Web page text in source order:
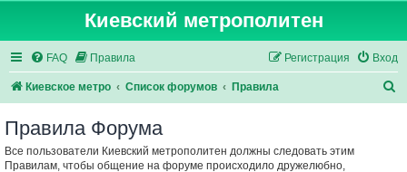
Киевский метрополитен
FAQ Правила Вход
Регистрация
Киевское метро Список форумов Правила
Правила Форума
Все пользователи Киевский метрополитен должны следовать этим
Правилам, чтобы общение на форуме происходило дружелюбно,